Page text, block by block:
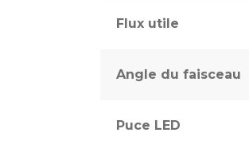
Flux utile
Angle du faisceau
Puce LED